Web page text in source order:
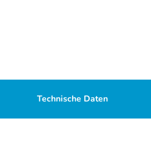
Technische Daten